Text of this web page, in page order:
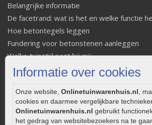
Informatie over cookies
Onze website, Onlinetuinwarenhuis.nl ,
cookies en daarmee vergelijkbare
Onlinetuinwarenhuis.nl gebruikt
het gedrag van websitebezoekers na te
Belangrijke informatie
De facetrand: wat is het en welke functie
Hoe betontegels leggen
Fundering voor betonstenen aanleggen
Welke tuinstijl past bij mij
Strakke tuin inrichten
Onderhoud van gebakken bestrating
Aanlegtips voor gebakken bestrating
Zelf een terras aanleggen